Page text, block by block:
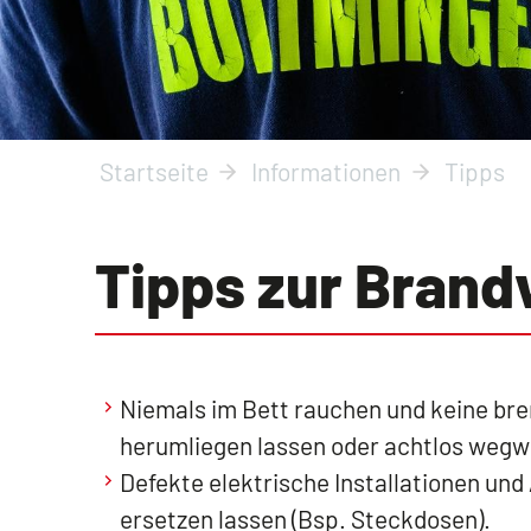
Startseite Informationen Tipps
Tipps zur
Niemals im Bett rauchen und keine
herumliegen lassen oder achtlos
Defekte elektrische Installationen
ersetzen lassen (Bsp. Steckdosen).